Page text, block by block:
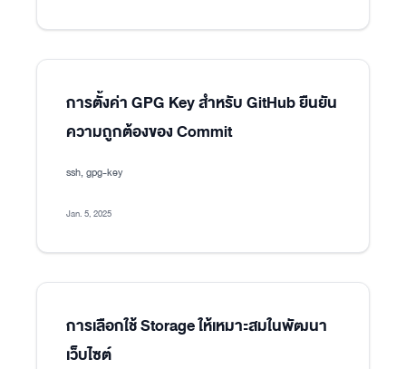
การตั้งค่า GPG Key สำหรับ GitHub ยืนยัน
ความถูกต้องของ Commit
ssh, gpg-key
Jan. 5, 2025
การเลือกใช้ Storage ให้เหมาะสมในพัฒนา
เว็บไซต์